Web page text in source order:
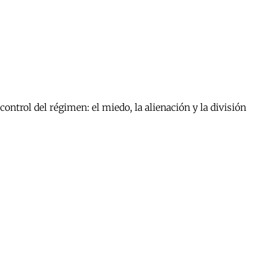
del régimen: el miedo, la alienación y la división